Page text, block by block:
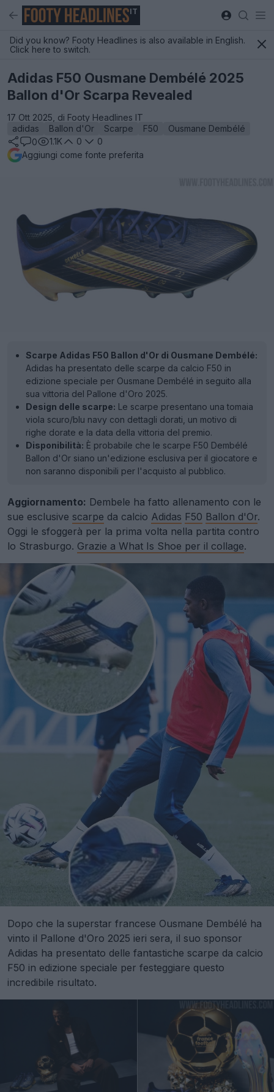
IT
Did you know? Footy Headlines is also available in English.
Click here to switch.
Adidas F50 Ousmane Dembélé 2025
Ballon d'Or Scarpa Revealed
17 Ott 2025, di Footy Headlines IT
adidas
Ballon d'Or Scarpe F50
Ousmane Dembélé
0
1.1K 0
0
Aggiungi come fonte preferita
Scarpe Adidas F50 Ballon d'Or di Ousmane Dembélé:
Adidas ha presentato delle scarpe da calcio F50 in
edizione speciale per Ousmane Dembélé in seguito alla
sua vittoria del Pallone d'Oro 2025.
Design delle scarpe: Le scarpe presentano una tomaia
viola scuro/blu navy con dettagli dorati, un motivo di
righe dorate e la data della vittoria del premio.
Disponibilità: È probabile che le scarpe F50 Dembélé
Ballon d'Or siano un'edizione esclusiva per il giocatore e
non saranno disponibili per l'acquisto al pubblico.
Aggiornamento: Dembele ha fatto allenamento con le
sue esclusive scarpe da calcio Adidas F50 Ballon d'Or.
Oggi le sfoggerà per la prima volta nella partita contro
lo Strasburgo. Grazie a What Is Shoe per il collage.
Dopo che la superstar francese Ousmane Dembélé ha
vinto il Pallone d'Oro 2025 ieri sera, il suo sponsor
Adidas ha presentato delle fantastiche scarpe da calcio
F50 in edizione speciale per festeggiare questo
incredibile risultato.